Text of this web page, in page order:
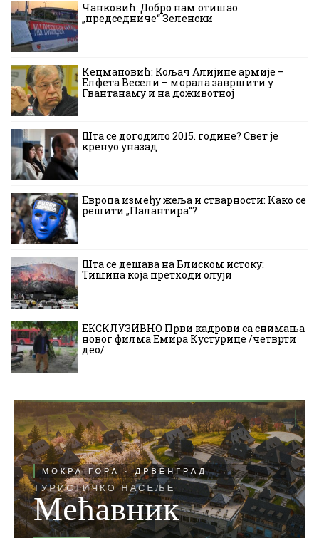
Чанковић: Добро нам отишао
„председниче“ Зеленски
Кецмановић: Кољач Алијине армије –
Елфета Весели – морала завршити у
Гвантанаму и на доживотној
Шта се догодило 2015. године? Свет је
кренуо уназад
Европа између жеља и стварности: Како се
решити „Палантира“?
Шта се дешава на Блиском истоку:
Тишина која претходи олуји
ЕКСКЛУЗИВНО Први кадрови са снимања
новог филма Емира Кустурице /четврти
део/